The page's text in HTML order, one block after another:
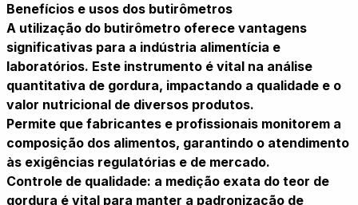
Benefícios e usos dos butirômetros
A utilização do butirômetro oferece vantagens
significativas para a indústria alimentícia e
laboratórios. Este instrumento é vital na análise
quantitativa de gordura, impactando a qualidade e o
valor nutricional de diversos produtos.
Permite que fabricantes e profissionais monitorem a
composição dos alimentos, garantindo o atendimento
às exigências regulatórias e de mercado.
Controle de qualidade: a medição exata do teor de
gordura é vital para manter a padronização de